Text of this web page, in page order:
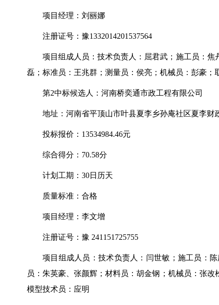
项目经理：刘丽娜
注册证号：豫1332014201537564
项目组成人员：技术负责人：屈君武；施工员：
磊；标准员：王兆群；测量员：侯亮；机械员：彭豪
第2中标候选人：河南桥奕通市政工程有限公司
地址：河南省平顶山市叶县夏李乡孙庵社区夏李财
投标报价： 13534984.46元
综合得分： 70.58分
计划工期： 30日历天
质量标准：合格
项目经理：李文增
注册证号：豫 241151725755
项目组成人员： 技术负责人：闫世敏 ；施工员：
员：朱英豪、张颜辉；材料员：胡金钢；机械员：张
模型技术员：应明